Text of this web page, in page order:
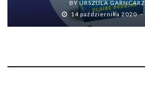
BYURSZULA GARNCARZ
14 października 2020